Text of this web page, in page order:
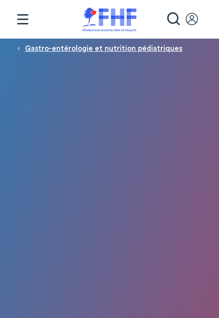
Fil d'Ariane
Gastro-entérologie et nutrition pédiatriques
Panneau de gestion des cookies